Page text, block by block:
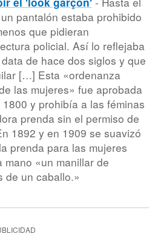
pantalón estaba prohibido
que pidieran
policial. Así lo reflejaba
de hace dos siglos y que
[…] Esta «ordenanza
las mujeres» fue aprobada
y prohibía a las féminas
prenda sin el permiso de
1892 y en 1909 se suavizó
prenda para las mujeres
«un manillar de
de un caballo.»